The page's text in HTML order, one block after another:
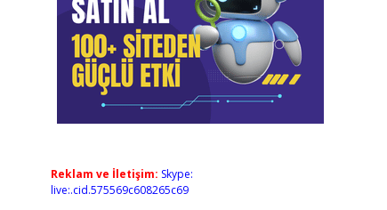
Reklam ve İletişim: Skype:
live:.cid.575569c608265c69